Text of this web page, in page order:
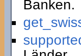
Banken.